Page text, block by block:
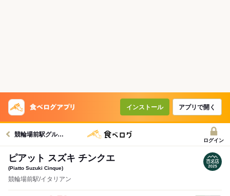
インストール アプリで開く
競輪場前駅グルメへ
ログイン
ピアット スズキ チンクエ
(Piatto Suzuki Cinque)
競輪場前駅/イタリアン